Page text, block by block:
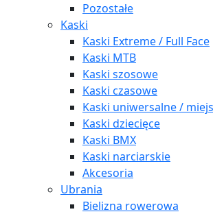
Pozostałe
Kaski
Kaski Extreme / Full Face
Kaski MTB
Kaski szosowe
Kaski czasowe
Kaski uniwersalne /
Kaski dziecięce
Kaski BMX
Kaski narciarskie
Akcesoria
Ubrania
Bielizna rowerowa